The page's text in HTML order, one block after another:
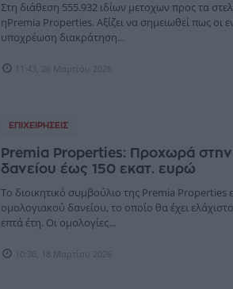
Στη διάθεση 555.932 ιδίων μετοχων προς τα
ηPremia Properties. Αξίζει να σημειωθεί πως οι
υποχρέωση διακράτηση...
11:43, 26 Μαρτίου 2026
ΕΠΙΧΕΙΡΉΣΕΙΣ
Premia Properties: Προχωρά
δανείου έως 150 εκατ. ευρώ
Tο διοικητικό συμβούλιο της Premia Properties
ομολογιακού δανείου, το οποίο θα έχει
επτά έτη. Οι ομολογίες...
10:36, 18 Μαρτίου 2026